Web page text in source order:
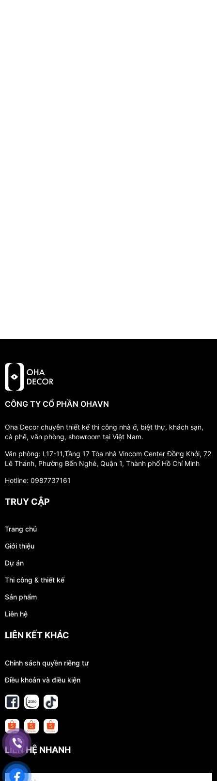
CÔNG TY CỔ PHẦN OHAVN
Oha Decor chuyên thiết kế thi công nhà ở, biệt thự, khách sạn,
cà phê, văn phòng, showroom tại Việt Nam.
Văn phòng: L17-11,Tầng 17 Tòa nhà Vincom Center Đồng Khởi, 72
Lê Thánh, Phường Bến Nghé, Quận 1, Thành phố Hồ Chí Minh
Hotline: 0987737161
TRUY CẬP
Trang chủ
Giới thiệu
Dự án
Thi công & thiết kế
Sản phẩm
Liên hệ
LIÊN KẾT KHÁC
Chính sách quyền riêng tư
Điều khoản và điều kiện
LIÊN HỆ NHANH